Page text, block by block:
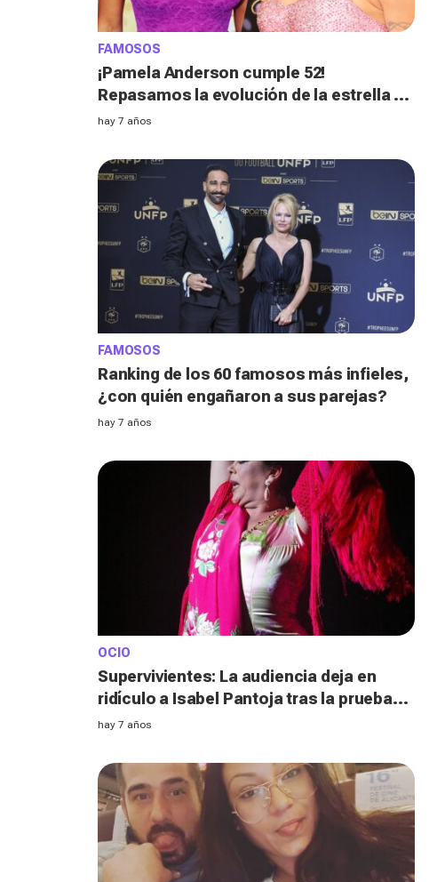
FAMOSOS
¡Pamela Anderson cumple 52!
Repasamos la evolución de la estrella de
'Los vigilantes de la playa'
hay 7 años
FAMOSOS
Ranking de los 60 famosos más infieles,
¿con quién engañaron a sus parejas?
hay 7 años
OCIO
Supervivientes: La audiencia deja en
ridículo a Isabel Pantoja tras la prueba
de ‘tentaciones’
hay 7 años